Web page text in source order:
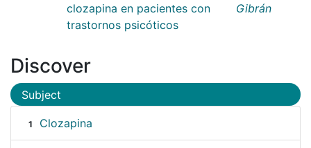
clozapina en pacientes con
trastornos psicóticos
Gibrán
Discover
Subject
1 Clozapina